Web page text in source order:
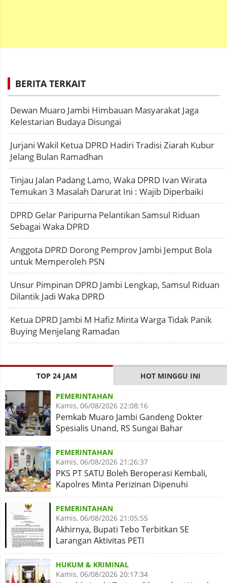
BERITA TERKAIT
Dewan Muaro Jambi Himbauan Masyarakat Jaga
Kelestarian Budaya Disungai
Jurjani Wakil Ketua DPRD Hadiri Tradisi Ziarah Kubur
Jelang Bulan Ramadhan
Tinjau Jalan Padang Lamo, Waka DPRD Ivan Wirata
Temukan 3 Masalah Darurat Ini : Wajib Diperbaiki
DPRD Gelar Paripurna Pelantikan Samsul Riduan
Sebagai Waka DPRD
Anggota DPRD Dorong Pemprov Jambi Jemput Bola
untuk Memperoleh PSN
Unsur Pimpinan DPRD Jambi Lengkap, Samsul Riduan
Dilantik Jadi Waka DPRD
Ketua DPRD Jambi M Hafiz Minta Warga Tidak Panik
Buying Menjelang Ramadan
TOP 24 JAM HOT MINGGU INI
PEMERINTAHAN
Kamis, 06/08/2026 22:08:16
Pemkab Muaro Jambi Gandeng Dokter
Spesialis Unand, RS Sungai Bahar
Disiapkan Naik Kelas
PEMERINTAHAN
Kamis, 06/08/2026 21:26:37
PKS PT SATU Boleh Beroperasi Kembali,
Kapolres Minta Perizinan Dipenuhi
PEMERINTAHAN
Kamis, 06/08/2026 21:05:55
Akhirnya, Bupati Tebo Terbitkan SE
Larangan Aktivitas PETI
HUKUM & KRIMINAL
Kamis, 06/08/2026 20:17:34